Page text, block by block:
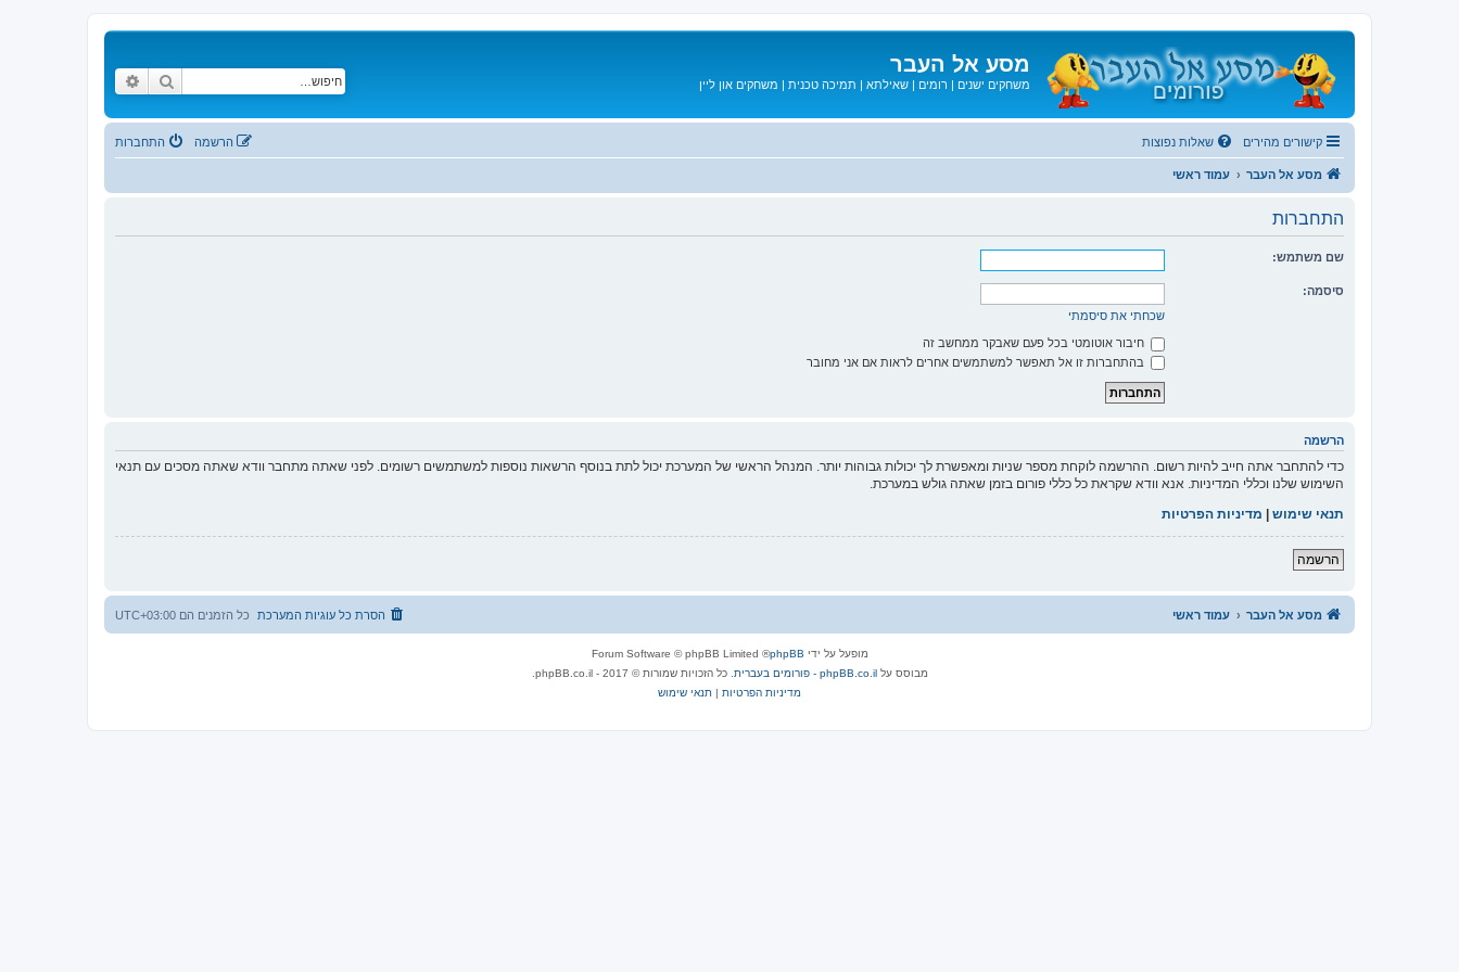
מסע אל העבר
משחקים ישנים | רומים | שאילתא | תמיכה טכנית | משחקים און ליין חיפוש
קישורים מהירים שאלות נפוצות התחברות הרשמה
מסע אל העבר עמוד ראשי
התחברות
שם משתמש:
סיסמה:
שכחתי את סיסמתי
חיבור אוטומטי בכל פעם שאבקר ממחשב זה
בהתחברות זו אל תאפשר למשתמשים אחרים לראות אם אני מחובר
הרשמה
כדי להתחבר אתה חייב להיות רשום. ההרשמה לוקחת מספר שניות ומאפשרת לך יכולות גבוהות יותר. המנהל הראשי של המערכת יכול לתת בנוסף הרשאות נוספות למשתמשים רשומים. לפני שאתה מתחבר וודא שאתה מסכים עם תנאי
השימוש שלנו וכללי המדיניות. אנא וודא שקראת כל כללי פורום בזמן שאתה גולש במערכת.
תנאי שימוש | מדיניות הפרטיות
הרשמה
מסע אל העבר עמוד ראשי כל הזמנים הם UTC+03:00 הסרת כל עוגיות המערכת
מופעל על ידי phpBB
® Forum Software © phpBB Limited
מבוסס עלphpBB.co.il - פורומים בעברית
. כל הזכויות שמורות © 2017 - phpBB.co.il.
מדיניות הפרטיות | תנאי שימוש